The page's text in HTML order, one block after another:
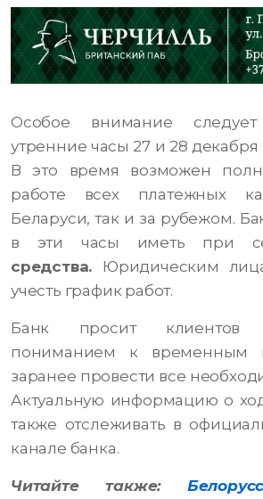
Особое внимание
утренние часы 27 и 28 декабря
В это время возможен
работе всех платежных
Беларуси, так и за рубежом.
в эти часы иметь при
средства. Юридическим
учесть график работ.
Банк просит клиентов
пониманием к временным
заранее провести все
Актуальную информацию о
также отслеживать в
канале банка.
Читайте также: